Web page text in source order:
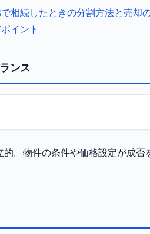
相続したときの分割方法と売却
イント
ンス
。物件の条件や価格設定が成否